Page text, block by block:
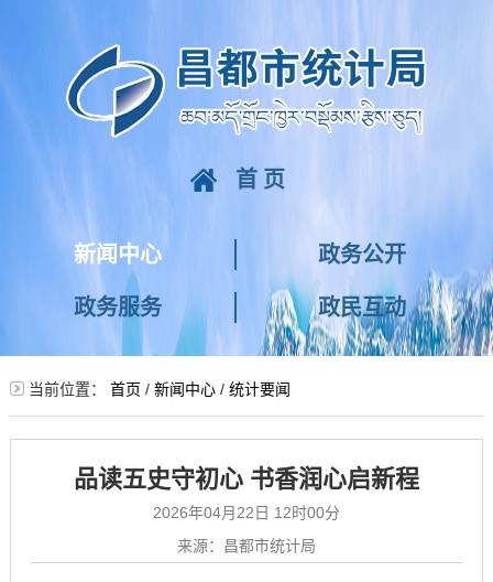
首页
新闻中心 政务公开
政务服务 政民互动
当前位置： 首页 / 新闻中心/ 统计要闻
品读五史守初心 书香润心启新程
2026年04月22日 12时00分
来源：昌都市统计局